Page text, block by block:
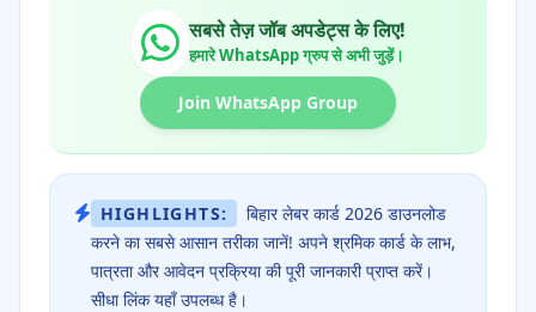
सबसे तेज़ जॉब अपडेट्स के लिए!
हमारे WhatsApp ग्रुप से अभी जुड़ें।
Join WhatsApp Group
HIGHLIGHTS:
बिहार लेबर कार्ड 2026 डाउनलोड
करने का सबसे आसान तरीका जानें! अपने श्रमिक कार्ड के लाभ,
पात्रता और आवेदन प्रक्रिया की पूरी जानकारी प्राप्त करें।
सीधा लिंक यहाँ उपलब्ध है।